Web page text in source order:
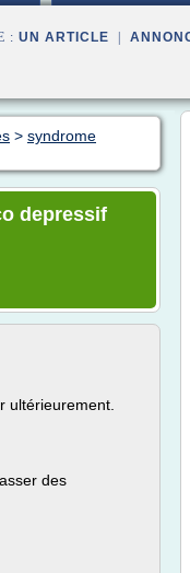
: UN ARTICLE
> syndrome
depressif
ultérieurement.
des